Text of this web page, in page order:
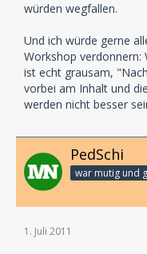
würden wegfallen.
Und ich würde gerne
Workshop verdonnern:
ist echt grausam,
vorbei am Inhalt und
werden nicht besser
PedSchi
war mutig und
1. Juli 2011